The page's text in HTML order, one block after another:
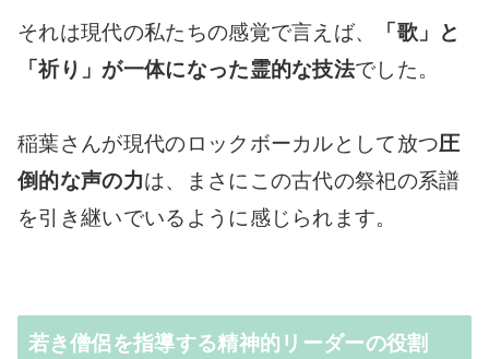
それは現代の私たちの感覚で言えば、
「歌」と
「祈り」が一体になった霊的な技法でした。
稲葉さんが現代のロックボーカルとして放つ圧
倒的な声の力は、まさにこの古代の祭祀の系譜
を引き継いでいるように感じられます。
若き僧侶を指導する精神的リーダーの役割